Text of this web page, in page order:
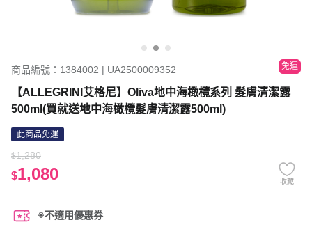
商品編號：1384002 | UA2500009352 免運
【ALLEGRINI艾格尼】Oliva地中海橄欖系列 髮膚清潔露
500ml(買就送地中海橄欖髮膚清潔露500ml)
此商品免運
$1,280
$1,080 收藏
※不適用優惠券